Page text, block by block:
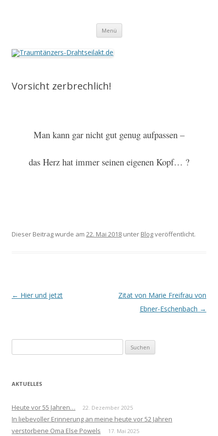
Menü Springe
Inhalt
Vorsicht zerbrechlich!
Man kann gar nicht gut genug aufpassen –
das Herz hat immer seinen eigenen Kopf… ?
Dieser Beitrag wurde am 22. Mai 2018 unter Blogveröffentlicht.
Beitrags-
← Hier und jetzt
Zitat von Marie Freifrau von
Ebner-Eschenbach →
nach:
AKTUELLES
Heute vor 55 Jahren… 22. Dezember 2025
In liebevoller Erinnerung an meine heute vor 52 Jahren
verstorbene Oma Else Powels
17. Mai 2025